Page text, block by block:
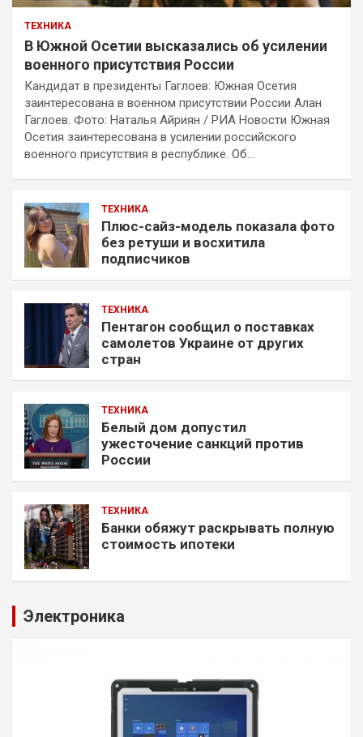
ТЕХНИКА
В Южной Осетии высказались об усилении
военного присутствия России
Кандидат в президенты Гаглоев: Южная Осетия
заинтересована в военном присутствии России Алан
Гаглоев. Фото: Наталья Айриян / РИА Новости Южная
Осетия заинтересована в усилении российского
военного присутствия в республике. Об…
ТЕХНИКА
Плюс-сайз-модель показала фото
без ретуши и восхитила
подписчиков
ТЕХНИКА
Пентагон сообщил о поставках
самолетов Украине от других
стран
ТЕХНИКА
Белый дом допустил
ужесточение санкций против
России
ТЕХНИКА
Банки обяжут раскрывать полную
стоимость ипотеки
Электроника